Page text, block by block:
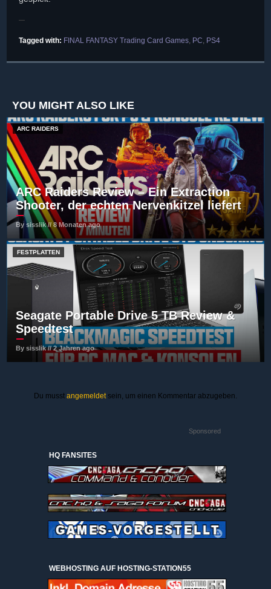
Tagged with: FINAL FANTASY Trading Card Games, PC, PS4
YOU MIGHT ALSO LIKE
ARC RAIDERS
ARC Raiders Review – Ein Extraction
Shooter, der echten Nervenkitzel liefert
By sisslik // 8 Monaten ago
FESTPLATTEN
Seagate Portable Drive 5 TB Review &
Speedtest
By sisslik // 2 Jahren ago
Du musst angemeldetsein, um einen Kommentar abzugeben.
Sponsored
HQ FANSITES
WEBHOSTING AUF HOSTING-STATION55